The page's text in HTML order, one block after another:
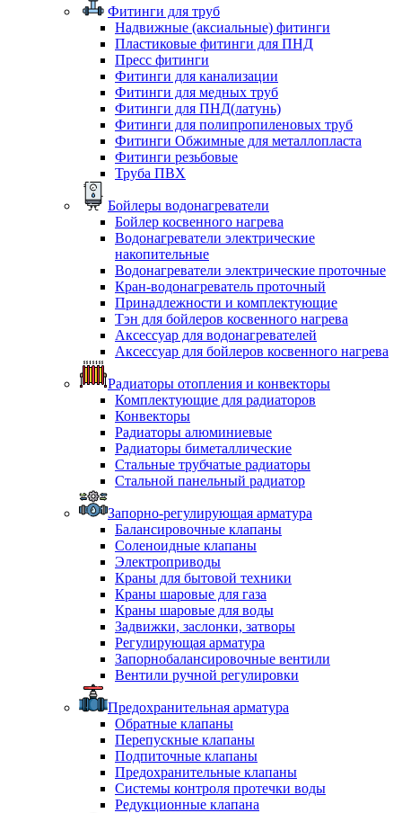
Фитинги для труб
Надвижные (аксиальные) фитинги
Пластиковые фитинги для ПНД
Пресс фитинги
Фитинги для канализации
Фитинги для медных труб
Фитинги для ПНД(латунь)
Фитинги для полипропиленовых труб
Фитинги Обжимные для металлопласта
Фитинги резьбовые
Труба ПВХ
Бойлеры водонагреватели
Бойлер косвенного нагрева
Водонагреватели электрические
накопительные
Водонагреватели электрические проточные
Кран-водонагреватель проточный
Принадлежности и комплектующие
Тэн для бойлеров косвенного нагрева
Аксессуар для водонагревателей
Аксессуар для бойлеров косвенного нагрева
Радиаторы отопления и конвекторы
Комплектующие для радиаторов
Конвекторы
Радиаторы алюминиевые
Радиаторы биметаллические
Стальные трубчатые радиаторы
Стальной панельный радиатор
Запорно-регулирующая арматура
Балансировочные клапаны
Соленоидные клапаны
Электроприводы
Краны для бытовой техники
Краны шаровые для газа
Краны шаровые для воды
Задвижки, заслонки, затворы
Регулирующая арматура
Запорнобалансировочные вентили
Вентили ручной регулировки
Предохранительная арматура
Обратные клапаны
Перепускные клапаны
Подпиточные клапаны
Предохранительные клапаны
Системы контроля протечки воды
Редукционные клапана